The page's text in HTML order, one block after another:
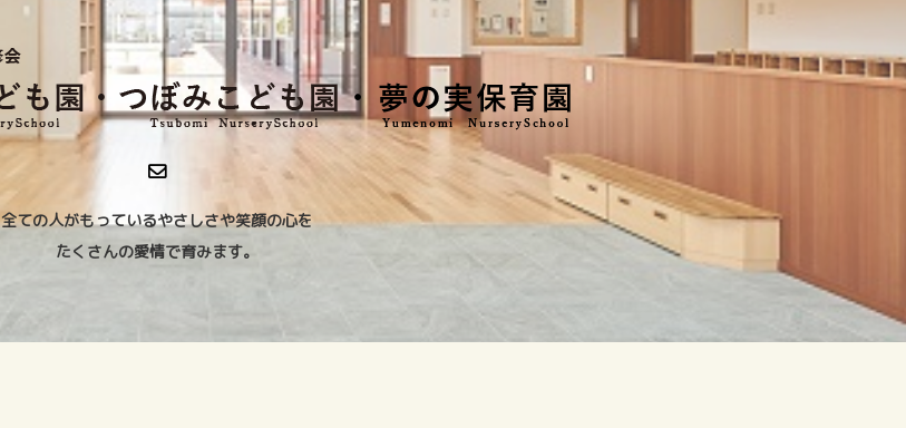
全ての人がもっているやさしさや笑顔の心を
たくさんの愛情で育みます。